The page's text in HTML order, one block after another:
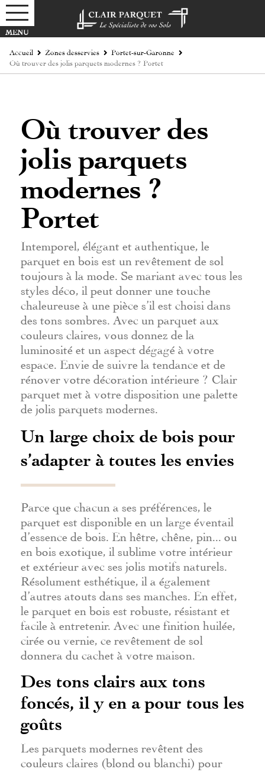
Accueil Zones desservies Portet-sur-Garonne
Où trouver des jolis parquets modernes ? Portet
Où trouver des
jolis parquets
modernes ?
Portet
Intemporel, élégant et authentique, le
parquet en bois est un revêtement de sol
toujours à la mode. Se mariant avec tous les
styles déco, il peut donner une touche
chaleureuse à une pièce s’il est choisi dans
des tons sombres. Avec un parquet aux
couleurs claires, vous donnez de la
luminosité et un aspect dégagé à votre
espace. Envie de suivre la tendance et de
rénover votre décoration intérieure ? Clair
parquet met à votre disposition une palette
de jolis parquets modernes.
Un large choix de bois pour
s’adapter à toutes les envies
Parce que chacun a ses préférences, le
parquet est disponible en un large éventail
d’essence de bois. En hêtre, chêne, pin... ou
en bois exotique, il sublime votre intérieur
et extérieur avec ses jolis motifs naturels.
Résolument esthétique, il a également
d’autres atouts dans ses manches. En effet,
le parquet en bois est robuste, résistant et
facile à entretenir. Avec une finition huilée,
cirée ou vernie, ce revêtement de sol
donnera du cachet à votre maison.
Des tons clairs aux tons
foncés, il y en a pour tous les
goûts
Les parquets modernes revêtent des
couleurs claires (blond ou blanchi) pour